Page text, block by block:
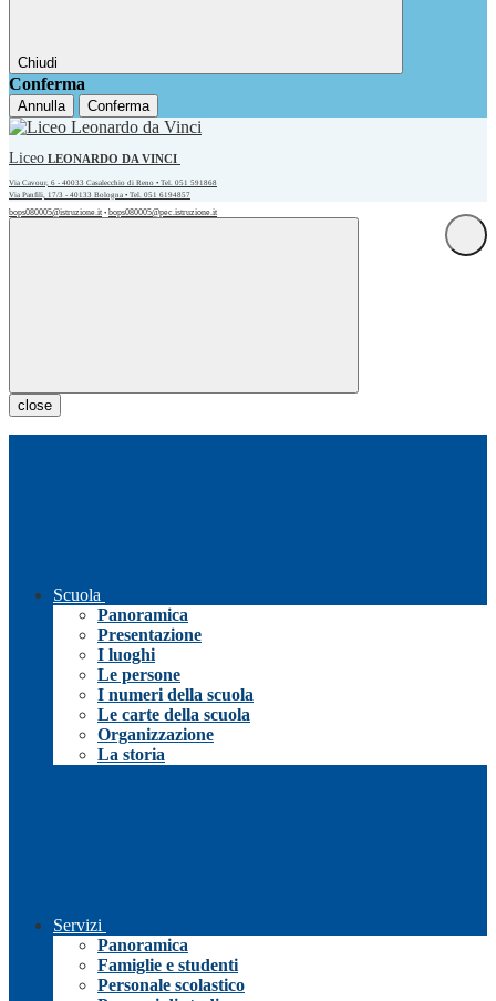
Chiudi
Conferma
Annulla Conferma
Liceo LEONARDO DA VINCI
Via Cavour, 6 - 40033 Casalecchio di Reno • Tel. 051 591868
Via Panfili, 17/3 - 40133 Bologna • Tel. 051 6194857
bops080005@istruzione.it • bops080005@pec.istruzione.it
close
Scuola
Panoramica
Presentazione
I luoghi
Le persone
I numeri della scuola
Le carte della scuola
Organizzazione
La storia
Servizi
Panoramica
Famiglie e studenti
Personale scolastico